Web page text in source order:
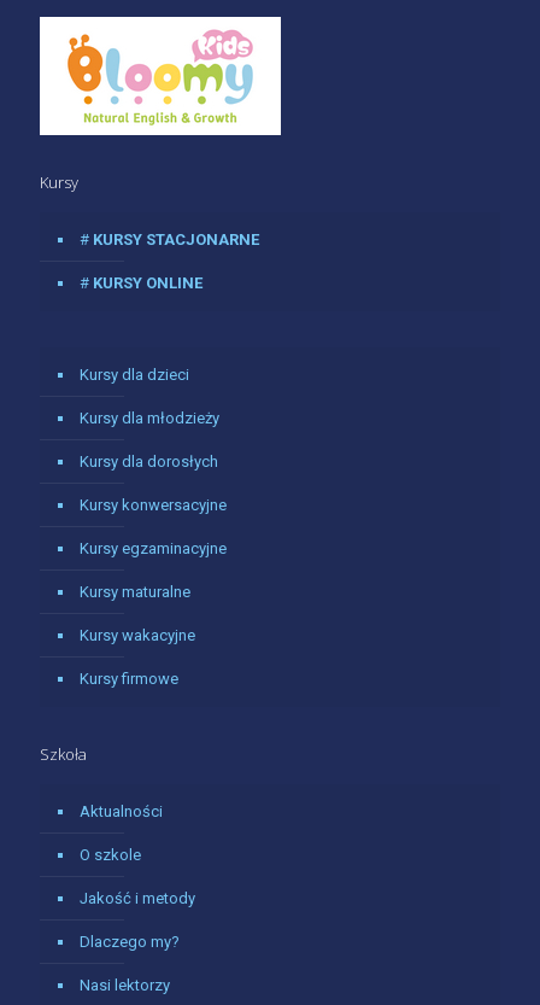
Kursy
# KURSY STACJONARNE
# KURSY ONLINE
Kursy dla dzieci
Kursy dla młodzieży
Kursy dla dorosłych
Kursy konwersacyjne
Kursy egzaminacyjne
Kursy maturalne
Kursy wakacyjne
Kursy firmowe
Szkoła
Aktualności
O szkole
Jakość i metody
Dlaczego my?
Nasi lektorzy